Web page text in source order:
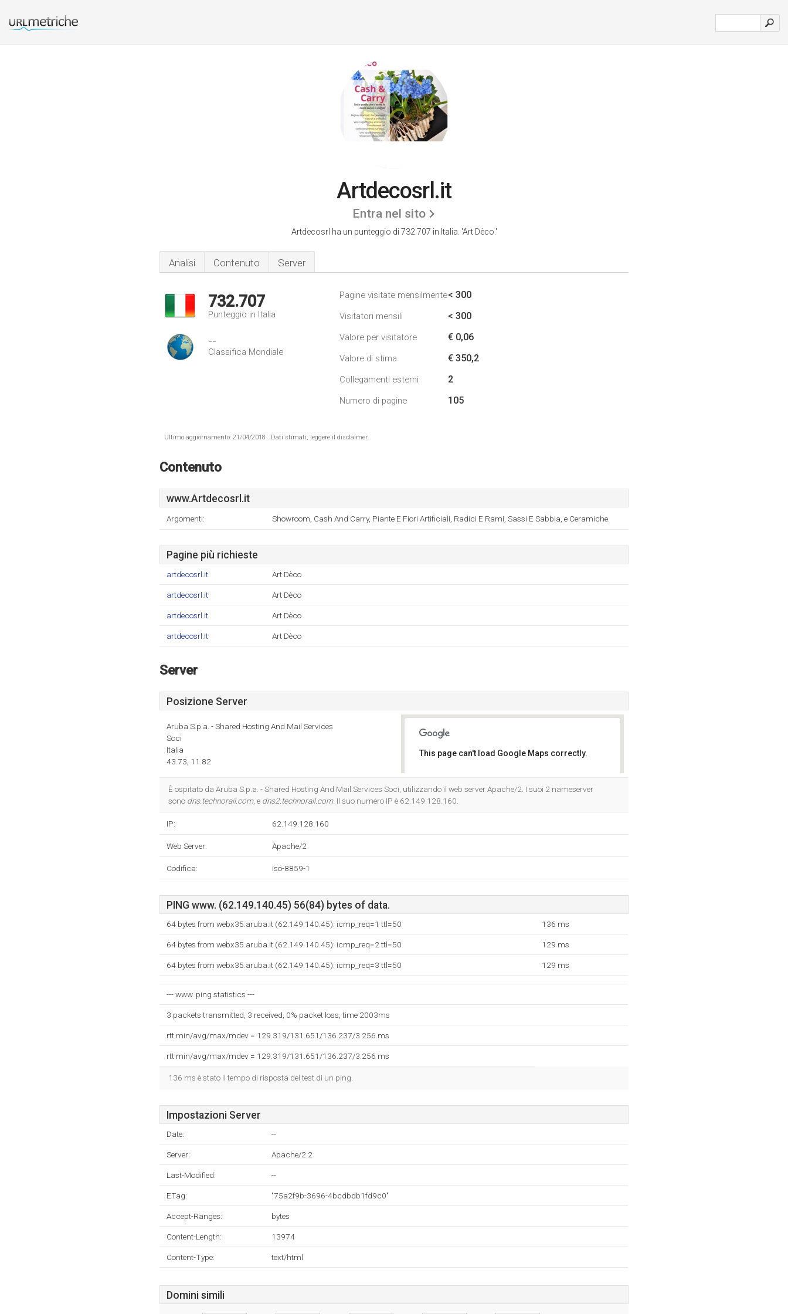
Artdecosrl.it
Entra nel sito
Artdecosrl ha un punteggio di 732.707 in Italia. 'Art Dèco.'
Analisi Contenuto Server
732.707
Punteggio in Italia
--
Classifica Mondiale
Pagine visitate mensilmente< 300
Visitatori mensili < 300
Valore per visitatore € 0,06
Valore di stima € 350,2
Collegamenti esterni 2
Numero di pagine 105
Ultimo aggiornamento: 21/04/2018 . Dati stimati, leggere il disclaimer.
Contenuto
www.Artdecosrl.it
Argomenti: Showroom, Cash And Carry, Piante E Fiori Artificiali, Radici E Rami, Sassi E Sabbia, e Ceramiche.
Pagine più richieste
artdecosrl.it Art Dèco
artdecosrl.it Art Dèco
artdecosrl.it Art Dèco
artdecosrl.it Art Dèco
Server
Posizione Server
Aruba S.p.a. - Shared Hosting And Mail Services
Soci
Italia
43.73, 11.82
This page can't load Google Maps correctly.
È ospitato da Aruba S.p.a. - Shared Hosting And Mail Services Soci, utilizzando il web server Apache/2. I suoi 2 nameserver
sono dns.technorail.com, e dns2.technorail.com. Il suo numero IP è 62.149.128.160.
IP: 62.149.128.160
Web Server: Apache/2
Codifica: iso-8859-1
PING www. (62.149.140.45) 56(84) bytes of data.
64 bytes from webx35.aruba.it (62.149.140.45): icmp_req=1 ttl=50 136 ms
64 bytes from webx35.aruba.it (62.149.140.45): icmp_req=2 ttl=50 129 ms
64 bytes from webx35.aruba.it (62.149.140.45): icmp_req=3 ttl=50 129 ms
--- www. ping statistics ---
3 packets transmitted, 3 received, 0% packet loss, time 2003ms
rtt min/avg/max/mdev = 129.319/131.651/136.237/3.256 ms
rtt min/avg/max/mdev = 129.319/131.651/136.237/3.256 ms
136 ms è stato il tempo di risposta del test di un ping.
Impostazioni Server
Date: --
Server: Apache/2.2
Last-Modified: --
ETag: "75a2f9b-3696-4bcdbdb1fd9c0"
Accept-Ranges: bytes
Content-Length: 13974
Content-Type: text/html
Domini simili